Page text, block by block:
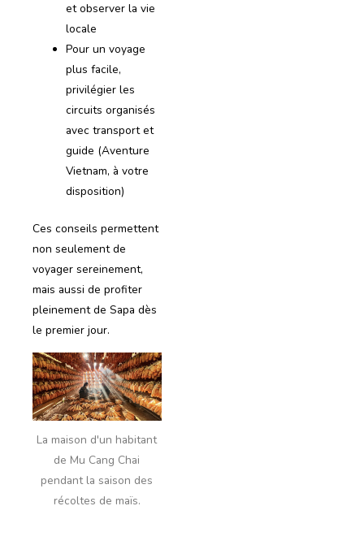
et observer la vie
locale
Pour un voyage
plus facile,
privilégier les
circuits organisés
avec transport et
guide (Aventure
Vietnam, à votre
disposition)
Ces conseils permettent
non seulement de
voyager sereinement,
mais aussi de profiter
pleinement de Sapa dès
le premier jour.
La maison d'un habitant
de Mu Cang Chai
pendant la saison des
récoltes de maïs.